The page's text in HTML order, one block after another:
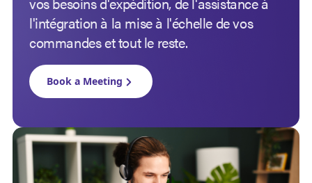
l'intégration à la mise à l'échelle de vos
commandes et tout le reste.
Book a Meeting